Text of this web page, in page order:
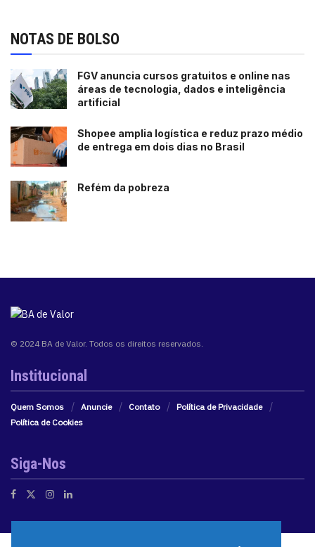
NOTAS DE BOLSO
FGV anuncia cursos gratuitos e online nas
áreas de tecnologia, dados e inteligência
artificial
Shopee amplia logística e reduz prazo médio
de entrega em dois dias no Brasil
Refém da pobreza
© 2024 BA de Valor. Todos os direitos reservados.
Institucional
Quem Somos Anuncie Contato
Política de Privacidade
Política de Cookies
Siga-Nos